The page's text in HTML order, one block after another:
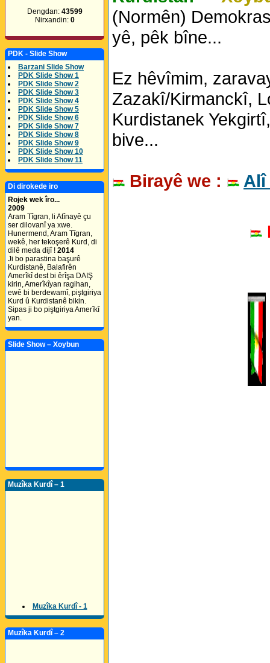
Dengdan: 43599
Nirxandin: 0
PDK - Slide Show
Barzani Slide Show
PDK Slide Show 1
PDK Slide Show 2
PDK Slide Show 3
PDK Slide Show 4
PDK Slide Show 5
PDK Slide Show 6
PDK Slide Show 7
PDK Slide Show 8
PDK Slide Show 9
PDK Slide Show 10
PDK Slide Show 11
Di dirokede iro
Rojek wek îro...
2009
Aram Tîgran, li Atînayê çu
ser dilovanî ya xwe.
Hunermend, Aram Tîgran,
wekê, her tekoşerê Kurd, di
dilê meda dijî ! 2014
Ji bo parastina başurê
Kurdistanê, Balafirên
Amerîkî dest bi êrîşa DAIŞ
kirin, Amerîkîyan ragihan,
ewê bi berdewamî, piştgiriya
Kurd û Kurdistanê bikin.
Sipas ji bo piştgiriya Amerîkî
yan.
Slide Show – Xoybun
Muzîka Kurdî – 1
Muzîka Kurdî - 1
Muzîka Kurdî – 2
(Normên)
yê, pêk bîne...
Ez hêvîmim,
Zazakî/Kirmanckî,
Kurdistanek
bive...
Birayê we : Alî